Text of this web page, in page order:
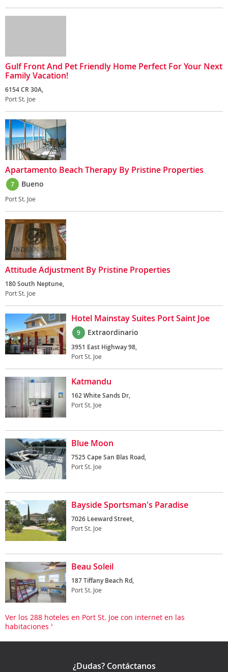
Gulf Front And Pet Friendly Home Perfect For Your Next
Family Vacation!
6154 CR 30A,
Port St. Joe
Apartamento Beach Therapy By Pristine Properties
7 Bueno
Port St. Joe
Attitude Adjustment By Pristine Properties
180 South Neptune,
Port St. Joe
Hotel Mainstay Suites Port Saint Joe
9 Extraordinario
3951 East Highway 98,
Port St. Joe
Katmandu
162 White Sands Dr,
Port St. Joe
Blue Moon
7525 Cape San Blas Road,
Port St. Joe
Bayside Sportsman's Paradise
7026 Leeward Street,
Port St. Joe
Beau Soleil
187 Tiffany Beach Rd,
Port St. Joe
Ver los 288 hoteles en Port St. Joe con internet en las
habitaciones
¿Dudas? Contáctanos